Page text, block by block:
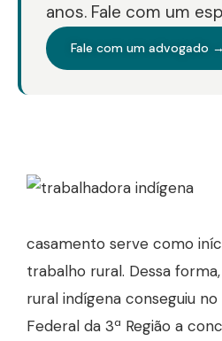
anos. Fale com um
Fale com um advogado →
casamento serve como
trabalho rural. Dessa
rural indígena conseguiu no
Federal da 3ª Região a